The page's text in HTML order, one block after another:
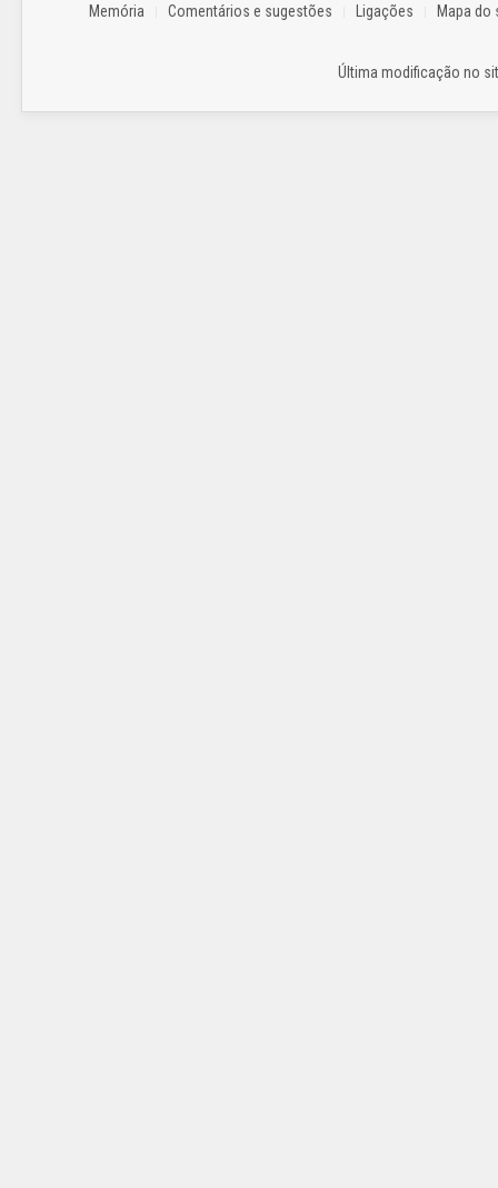
Memória Comentários e sugestões Ligações Mapa do
Última modificação no